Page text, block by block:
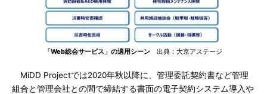
「Web総会サービス」の適用シーン 出典：大京アステージ
MiDD Projectでは2020年秋以降に、管理委託契約書など管理
組合と管理会社との間で締結する書面の電子契約システム導入や